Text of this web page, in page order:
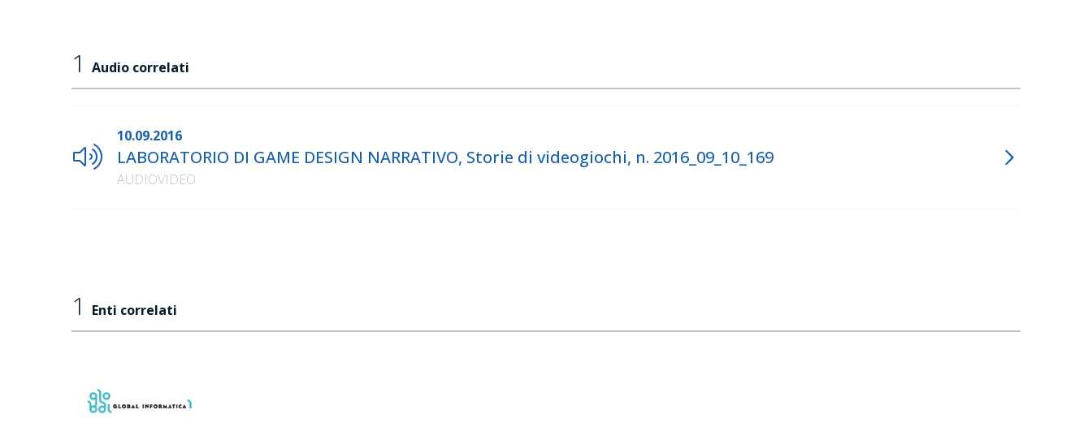
1 Audio correlati
10.09.2016
LABORATORIO DI GAME DESIGN NARRATIVO, Storie di videogiochi, n. 2016_09_10_169
AUDIOVIDEO
1 Enti correlati